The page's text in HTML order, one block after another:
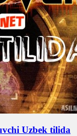
Uzbek tilida